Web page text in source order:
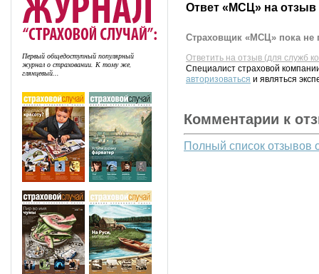
Первый общедоступный популярный
журнал о страховании. К тому же,
глянцевый...
Ответ «МСЦ» на отзыв
Страховщик «МСЦ» пока не
Ответить на отзыв (для служб
Специалист страховой
авторизоваться и являться
Комментарии к
Полный список отзывов